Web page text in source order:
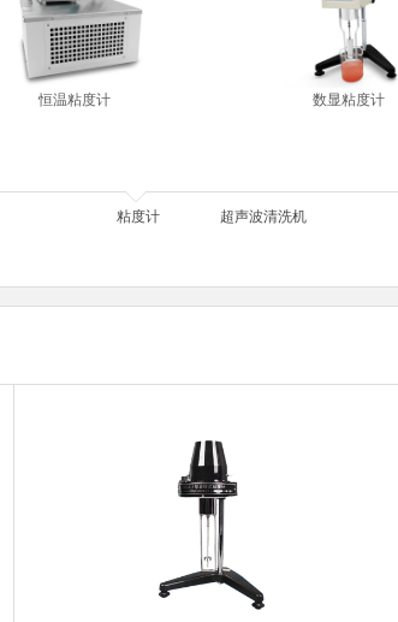
恒温粘度计 数显粘度计
粘度计 超声波清洗机